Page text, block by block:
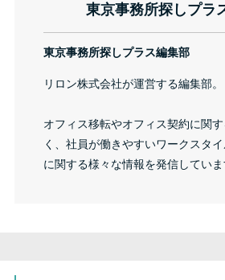
東京事務所探しプラ
東京事務所探しプラス編集部
リロン株式会社が運営する編集部。
オフィス移転やオフィス契約に関
く、社員が働きやすいワークスタ
に関する様々な情報を発信していま